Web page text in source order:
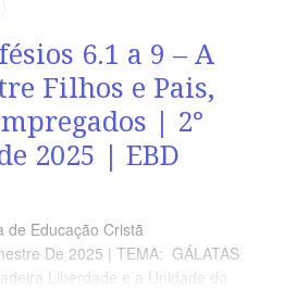
6.1 a 9 – A
Filhos e Pais,
| 2°
2025 | EBD
de Educação Cristã
De 2025 | TEMA: GÁLATAS
Liberdade e a Unidade do